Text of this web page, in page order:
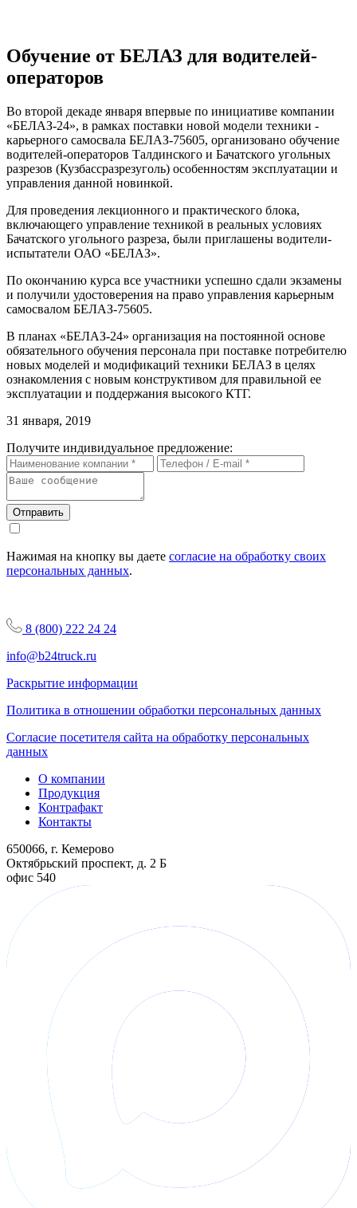
Обучение от БЕЛАЗ для водителей-
операторов
Во второй декаде января впервые по инициативе компании
«БЕЛАЗ-24», в рамках поставки новой модели техники -
карьерного самосвала БЕЛАЗ-75605, организовано обучение
водителей-операторов Талдинского и Бачатского угольных
разрезов (Кузбассразрезуголь) особенностям эксплуатации и
управления данной новинкой.
Для проведения лекционного и практического блока,
включающего управление техникой в реальных условиях
Бачатского угольного разреза, были приглашены водители-
испытатели ОАО «БЕЛАЗ».
По окончанию курса все участники успешно сдали экзамены
и получили удостоверения на право управления карьерным
самосвалом БЕЛАЗ-75605.
В планах «БЕЛАЗ-24» организация на постоянной основе
обязательного обучения персонала при поставке потребителю
новых моделей и модификаций техники БЕЛАЗ в целях
ознакомления с новым конструктивом для правильной ее
эксплуатации и поддержания высокого КТГ.
31 января, 2019
Получите индивидуальное предложение:
Отправить
Нажимая на кнопку вы даете согласие на обработку своих
персональных данных.
8 (800) 222 24 24
info@b24truck.ru
Раскрытие информации
Политика в отношении обработки персональных данных
Согласие посетителя сайта на обработку персональных
данных
О компании
Продукция
Контрафакт
Контакты
650066, г. Кемерово
Октябрьский проспект, д. 2 Б
офис 540